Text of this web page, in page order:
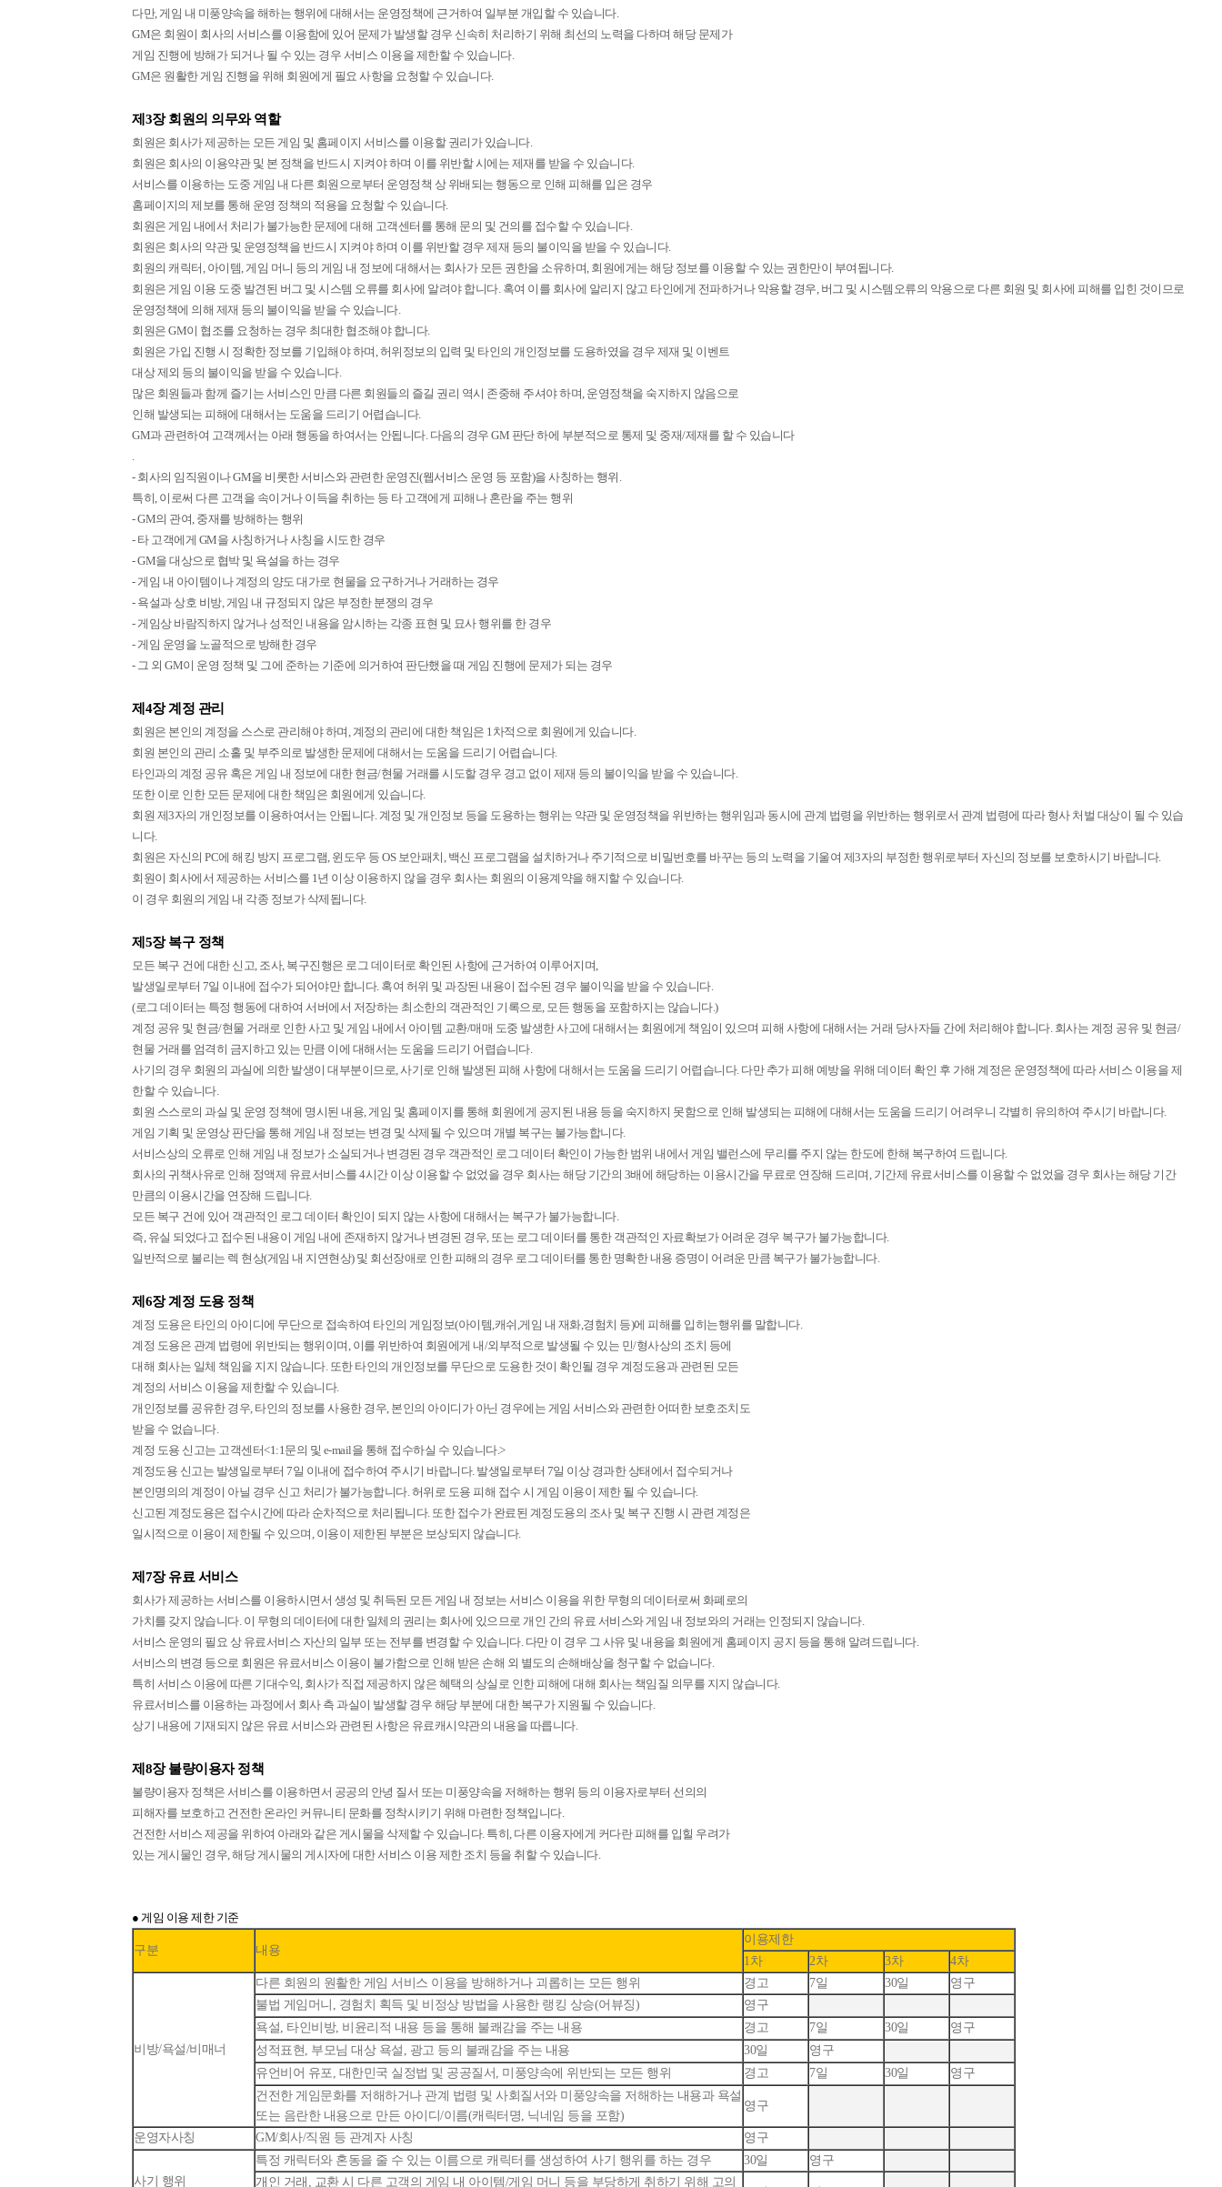
다만, 게임 내 미풍양속을 해하는 행위에 대해서는 운영정책에 근거하여 일부분 개입할 수 있습니다.
GM은 회원이 회사의 서비스를 이용함에 있어 문제가 발생할 경우 신속히 처리하기 위해 최선의 노력을 다하며 해당 문제가
게임 진행에 방해가 되거나 될 수 있는 경우 서비스 이용을 제한할 수 있습니다.
GM은 원활한 게임 진행을 위해 회원에게 필요 사항을 요청할 수 있습니다.
제3장 회원의 의무와 역할
회원은 회사가 제공하는 모든 게임 및 홈페이지 서비스를 이용할 권리가 있습니다.
회원은 회사의 이용약관 및 본 정책을 반드시 지켜야 하며 이를 위반할 시에는 제재를 받을 수 있습니다.
서비스를 이용하는 도중 게임 내 다른 회원으로부터 운영정책 상 위배되는 행동으로 인해 피해를 입은 경우
홈페이지의 제보를 통해 운영 정책의 적용을 요청할 수 있습니다.
회원은 게임 내에서 처리가 불가능한 문제에 대해 고객센터를 통해 문의 및 건의를 접수할 수 있습니다.
회원은 회사의 약관 및 운영정책을 반드시 지켜야 하며 이를 위반할 경우 제재 등의 불이익을 받을 수 있습니다.
회원의 캐릭터, 아이템, 게임 머니 등의 게임 내 정보에 대해서는 회사가 모든 권한을 소유하며, 회원에게는 해당 정보를 이용할 수 있는 권한만이 부여됩니다.
회원은 게임 이용 도중 발견된 버그 및 시스템 오류를 회사에 알려야 합니다. 혹여 이를 회사에 알리지 않고 타인에게 전파하거나 악용할 경우, 버그 및 시스템오류의 악용으로 다른 회원 및 회사에 피해를 입힌 것이므로
운영정책에 의해 제재 등의 불이익을 받을 수 있습니다.
회원은 GM이 협조를 요청하는 경우 최대한 협조해야 합니다.
회원은 가입 진행 시 정확한 정보를 기입해야 하며, 허위정보의 입력 및 타인의 개인정보를 도용하였을 경우 제재 및 이벤트
대상 제외 등의 불이익을 받을 수 있습니다.
많은 회원들과 함께 즐기는 서비스인 만큼 다른 회원들의 즐길 권리 역시 존중해 주셔야 하며, 운영정책을 숙지하지 않음으로
인해 발생되는 피해에 대해서는 도움을 드리기 어렵습니다.
GM과 관련하여 고객께서는 아래 행동을 하여서는 안됩니다. 다음의 경우 GM 판단 하에 부분적으로 통제 및 중재/제재를 할 수 있습니다
.
- 회사의 임직원이나 GM을 비롯한 서비스와 관련한 운영진(웹서비스 운영 등 포함)을 사칭하는 행위.
특히, 이로써 다른 고객을 속이거나 이득을 취하는 등 타 고객에게 피해나 혼란을 주는 행위
- GM의 관여, 중재를 방해하는 행위
- 타 고객에게 GM을 사칭하거나 사칭을 시도한 경우
- GM을 대상으로 협박 및 욕설을 하는 경우
- 게임 내 아이템이나 계정의 양도 대가로 현물을 요구하거나 거래하는 경우
- 욕설과 상호 비방, 게임 내 규정되지 않은 부정한 분쟁의 경우
- 게임상 바람직하지 않거나 성적인 내용을 암시하는 각종 표현 및 묘사 행위를 한 경우
- 게임 운영을 노골적으로 방해한 경우
- 그 외 GM이 운영 정책 및 그에 준하는 기준에 의거하여 판단했을 때 게임 진행에 문제가 되는 경우
제4장 계정 관리
회원은 본인의 계정을 스스로 관리해야 하며, 계정의 관리에 대한 책임은 1차적으로 회원에게 있습니다.
회원 본인의 관리 소홀 및 부주의로 발생한 문제에 대해서는 도움을 드리기 어렵습니다.
타인과의 계정 공유 혹은 게임 내 정보에 대한 현금/현물 거래를 시도할 경우 경고 없이 제재 등의 불이익을 받을 수 있습니다.
또한 이로 인한 모든 문제에 대한 책임은 회원에게 있습니다.
회원 제3자의 개인정보를 이용하여서는 안됩니다. 계정 및 개인정보 등을 도용하는 행위는 약관 및 운영정책을 위반하는 행위임과 동시에 관계 법령을 위반하는 행위로서 관계 법령에 따라 형사 처벌 대상이 될 수 있습
니다.
회원은 자신의 PC에 해킹 방지 프로그램, 윈도우 등 OS 보안패치, 백신 프로그램을 설치하거나 주기적으로 비밀번호를 바꾸는 등의 노력을 기울여 제3자의 부정한 행위로부터 자신의 정보를 보호하시기 바랍니다.
회원이 회사에서 제공하는 서비스를 1년 이상 이용하지 않을 경우 회사는 회원의 이용계약을 해지할 수 있습니다.
이 경우 회원의 게임 내 각종 정보가 삭제됩니다.
제5장 복구 정책
모든 복구 건에 대한 신고, 조사, 복구진행은 로그 데이터로 확인된 사항에 근거하여 이루어지며,
발생일로부터 7일 이내에 접수가 되어야만 합니다. 혹여 허위 및 과장된 내용이 접수된 경우 불이익을 받을 수 있습니다.
(로그 데이터는 특정 행동에 대하여 서버에서 저장하는 최소한의 객관적인 기록으로, 모든 행동을 포함하지는 않습니다.)
계정 공유 및 현금/현물 거래로 인한 사고 및 게임 내에서 아이템 교환/매매 도중 발생한 사고에 대해서는 회원에게 책임이 있으며 피해 사항에 대해서는 거래 당사자들 간에 처리해야 합니다. 회사는 계정 공유 및 현금/
현물 거래를 엄격히 금지하고 있는 만큼 이에 대해서는 도움을 드리기 어렵습니다.
사기의 경우 회원의 과실에 의한 발생이 대부분이므로, 사기로 인해 발생된 피해 사항에 대해서는 도움을 드리기 어렵습니다. 다만 추가 피해 예방을 위해 데이터 확인 후 가해 계정은 운영정책에 따라 서비스 이용을 제
한할 수 있습니다.
회원 스스로의 과실 및 운영 정책에 명시된 내용, 게임 및 홈페이지를 통해 회원에게 공지된 내용 등을 숙지하지 못함으로 인해 발생되는 피해에 대해서는 도움을 드리기 어려우니 각별히 유의하여 주시기 바랍니다.
게임 기획 및 운영상 판단을 통해 게임 내 정보는 변경 및 삭제될 수 있으며 개별 복구는 불가능합니다.
서비스상의 오류로 인해 게임 내 정보가 소실되거나 변경된 경우 객관적인 로그 데이터 확인이 가능한 범위 내에서 게임 밸런스에 무리를 주지 않는 한도에 한해 복구하여 드립니다.
회사의 귀책사유로 인해 정액제 유료서비스를 4시간 이상 이용할 수 없었을 경우 회사는 해당 기간의 3배에 해당하는 이용시간을 무료로 연장해 드리며, 기간제 유료서비스를 이용할 수 없었을 경우 회사는 해당 기간
만큼의 이용시간을 연장해 드립니다.
모든 복구 건에 있어 객관적인 로그 데이터 확인이 되지 않는 사항에 대해서는 복구가 불가능합니다.
즉, 유실 되었다고 접수된 내용이 게임 내에 존재하지 않거나 변경된 경우, 또는 로그 데이터를 통한 객관적인 자료확보가 어려운 경우 복구가 불가능합니다.
일반적으로 불리는 렉 현상(게임 내 지연현상) 및 회선장애로 인한 피해의 경우 로그 데이터를 통한 명확한 내용 증명이 어려운 만큼 복구가 불가능합니다.
제6장 계정 도용 정책
계정 도용은 타인의 아이디에 무단으로 접속하여 타인의 게임정보(아이템,캐쉬,게임 내 재화,경험치 등)에 피해를 입히는행위를 말합니다.
계정 도용은 관계 법령에 위반되는 행위이며, 이를 위반하여 회원에게 내/외부적으로 발생될 수 있는 민/형사상의 조치 등에
대해 회사는 일체 책임을 지지 않습니다. 또한 타인의 개인정보를 무단으로 도용한 것이 확인될 경우 계정도용과 관련된 모든
계정의 서비스 이용을 제한할 수 있습니다.
개인정보를 공유한 경우, 타인의 정보를 사용한 경우, 본인의 아이디가 아닌 경우에는 게임 서비스와 관련한 어떠한 보호조치도
받을 수 없습니다.
계정 도용 신고는 고객센터<1:1문의 및 e-mail을 통해 접수하실 수 있습니다.>
계정도용 신고는 발생일로부터 7일 이내에 접수하여 주시기 바랍니다. 발생일로부터 7일 이상 경과한 상태에서 접수되거나
본인명의의 계정이 아닐 경우 신고 처리가 불가능합니다. 허위로 도용 피해 접수 시 게임 이용이 제한 될 수 있습니다.
신고된 계정도용은 접수시간에 따라 순차적으로 처리됩니다. 또한 접수가 완료된 계정도용의 조사 및 복구 진행 시 관련 계정은
일시적으로 이용이 제한될 수 있으며, 이용이 제한된 부분은 보상되지 않습니다.
제7장 유료 서비스
회사가 제공하는 서비스를 이용하시면서 생성 및 취득된 모든 게임 내 정보는 서비스 이용을 위한 무형의 데이터로써 화폐로의
가치를 갖지 않습니다. 이 무형의 데이터에 대한 일체의 권리는 회사에 있으므로 개인 간의 유료 서비스와 게임 내 정보와의 거래는 인정되지 않습니다.
서비스 운영의 필요 상 유료서비스 자산의 일부 또는 전부를 변경할 수 있습니다. 다만 이 경우 그 사유 및 내용을 회원에게 홈페이지 공지 등을 통해 알려드립니다.
서비스의 변경 등으로 회원은 유료서비스 이용이 불가함으로 인해 받은 손해 외 별도의 손해배상을 청구할 수 없습니다.
특히 서비스 이용에 따른 기대수익, 회사가 직접 제공하지 않은 혜택의 상실로 인한 피해에 대해 회사는 책임질 의무를 지지 않습니다.
유료서비스를 이용하는 과정에서 회사 측 과실이 발생할 경우 해당 부분에 대한 복구가 지원될 수 있습니다.
상기 내용에 기재되지 않은 유료 서비스와 관련된 사항은 유료캐시약관의 내용을 따릅니다.
제8장 불량이용자 정책
불량이용자 정책은 서비스를 이용하면서 공공의 안녕 질서 또는 미풍양속을 저해하는 행위 등의 이용자로부터 선의의
피해자를 보호하고 건전한 온라인 커뮤니티 문화를 정착시키기 위해 마련한 정책입니다.
건전한 서비스 제공을 위하여 아래와 같은 게시물을 삭제할 수 있습니다. 특히, 다른 이용자에게 커다란 피해를 입힐 우려가
있는 게시물인 경우, 해당 게시물의 게시자에 대한 서비스 이용 제한 조치 등을 취할 수 있습니다.
● 게임 이용 제한 기준
구분 내용
이용제한
1차
2차 3차 4차
비방/욕설/비매너
다른 회원의 원활한 게임 서비스 이용을 방해하거나 괴롭히는 모든 행위 경고 7일 30일
영구
불법 게임머니, 경험치 획득 및 비정상 방법을 사용한 랭킹 상승(어뷰징)
영구
욕설, 타인비방, 비윤리적 내용 등을 통해 불쾌감을 주는 내용
경고 7일 30일
영구
성적표현, 부모님 대상 욕설, 광고 등의 불쾌감을 주는 내용
30일
영구
유언비어 유포, 대한민국 실정법 및 공공질서, 미풍양속에 위반되는 모든 행위
경고 7일 30일
영구
건전한 게임문화를 저해하거나 관계 법령 및 사회질서와 미풍양속을 저해하는 내용과 욕설
또는 음란한 내용으로 만든 아이디/이름(캐릭터명, 닉네임 등을 포함)
영구
운영자사칭 GM/회사/직원 등 관계자 사칭 영구
사기 행위
특정 캐릭터와 혼동을 줄 수 있는 이름으로 캐릭터를 생성하여 사기 행위를 하는 경우 30일
영구
개인 거래, 교환 시 다른 고객의 게임 내 아이템/게임 머니 등을 부당하게 취하기 위해 고의